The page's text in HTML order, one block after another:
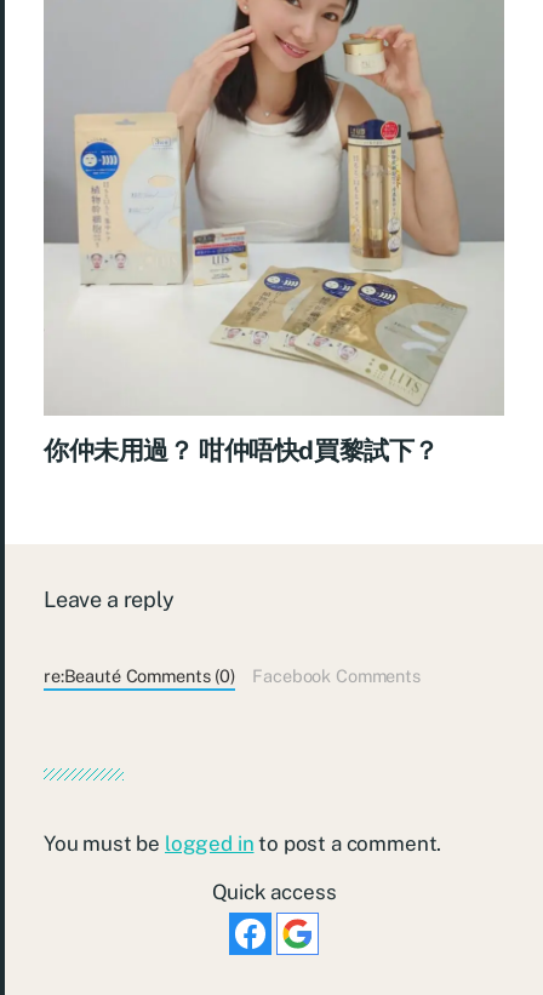
你仲未用過？ 咁仲唔快d買黎試下？
Leave a reply
re:Beauté Comments (0) Facebook Comments
You must be logged in to post a comment.
Quick access